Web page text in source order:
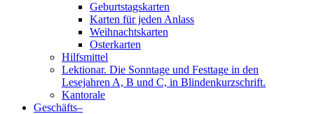
Geburtstagskarten
Karten für jeden Anlass
Weihnachtskarten
Osterkarten
Hilfsmittel
Lektionar. Die Sonntage und Festtage in den
Lesejahren A, B und C, in Blindenkurzschrift.
Kantorale
Geschäfts­–